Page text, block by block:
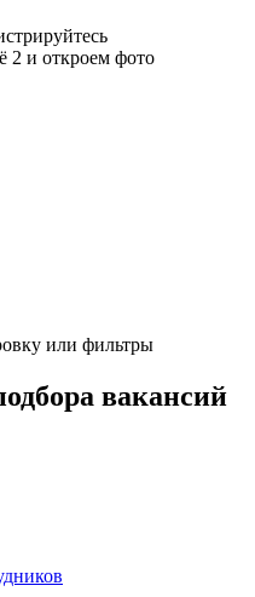
2 и откроем фото
или фильтры
вакансий